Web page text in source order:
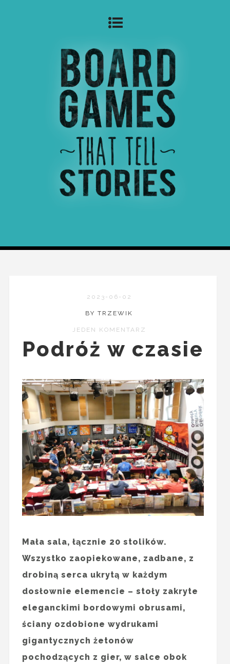
2023-06-02
BY TRZEWIK
JEDEN KOMENTARZ
Podróż w czasie
Mała sala, łącznie 20 stolików.
Wszystko zaopiekowane, zadbane, z
drobiną serca ukrytą w każdym
dosłownie elemencie – stoły zakryte
eleganckimi bordowymi obrusami,
ściany ozdobione wydrukami
gigantycznych żetonów
pochodzących z gier, w salce obok